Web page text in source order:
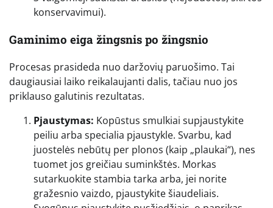
konservavimui).
Gaminimo eiga žingsnis po žingsnio
Procesas prasideda nuo daržovių paruošimo. Tai
daugiausiai laiko reikalaujanti dalis, tačiau nuo jos
priklauso galutinis rezultatas.
Pjaustymas: Kopūstus smulkiai supjaustykite
peiliu arba specialia pjaustykle. Svarbu, kad
juostelės nebūtų per plonos (kaip „plaukai“), nes
tuomet jos greičiau suminkštės. Morkas
sutarkuokite stambia tarka arba, jei norite
gražesnio vaizdo, pjaustykite šiaudeliais.